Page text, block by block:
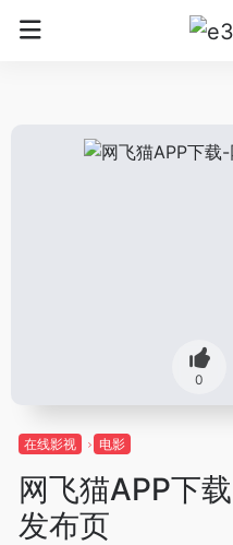
0
在线影视 电影
网飞猫APP下
发布页